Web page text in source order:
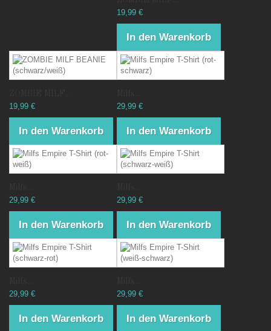
19,99 €
In den Warenkorb
19,99 €
In den Warenkorb
29,99 €
In den Warenkorb
29,99 €
In den Warenkorb
29,99 €
In den Warenkorb
29,99 €
In den Warenkorb
29,99 €
In den Warenkorb